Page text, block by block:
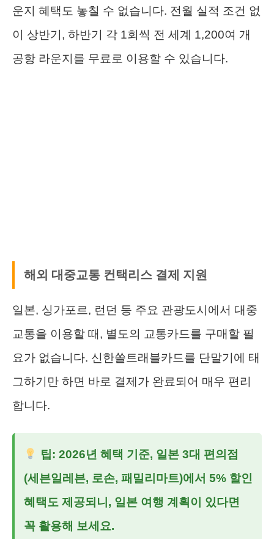
운지 혜택도 놓칠 수 없습니다. 전월 실적 조건 없
이 상반기, 하반기 각 1회씩 전 세계 1,200여 개
공항 라운지를 무료로 이용할 수 있습니다.
해외 대중교통 컨택리스 결제 지원
일본, 싱가포르, 런던 등 주요 관광도시에서 대중
교통을 이용할 때, 별도의 교통카드를 구매할 필
요가 없습니다. 신한쏠트래블카드를 단말기에 태
그하기만 하면 바로 결제가 완료되어 매우 편리
합니다.
팁: 2026년 혜택 기준, 일본 3대 편의점
(세븐일레븐, 로손, 패밀리마트)에서 5% 할인
혜택도 제공되니, 일본 여행 계획이 있다면
꼭 활용해 보세요.